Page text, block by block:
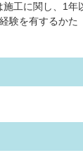
工に関し、1年
験を有するかた